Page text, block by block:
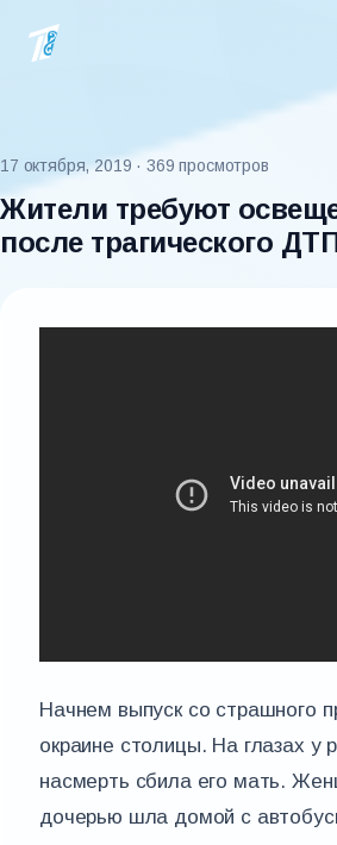
17 октября, 2019 · 369 просмотров
Жители требуют
после трагического
Начнем выпуск со страшного
окраине столицы. На глазах у
насмерть сбила его мать.
дочерью шла домой с